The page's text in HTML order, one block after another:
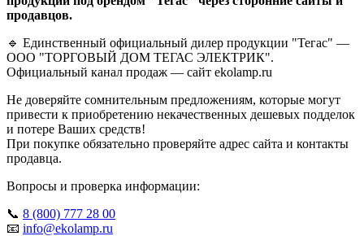
продавцов.
🔹 Единственный официальный дилер продукции "Тегас" —
ООО "ТОРГОВЫЙ ДОМ ТЕГАС ЭЛЕКТРИК".
Официальный канал продаж — сайт ekolamp.ru
Не доверяйте сомнительным предложениям, которые могут
привести к приобретению некачественных дешевых подделок
и потере Ваших средств!
При покупке обязательно проверяйте адрес сайта и контакты
продавца.
Вопросы и проверка информации:
📞 8 (800) 777 28 00
📧 info@ekolamp.ru